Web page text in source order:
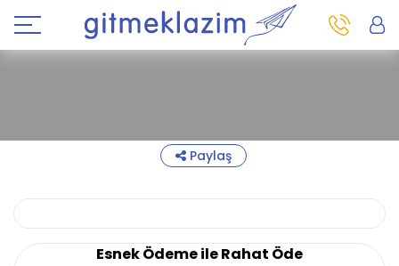
Paylaş
Esnek Ödeme ile Rahat Öde